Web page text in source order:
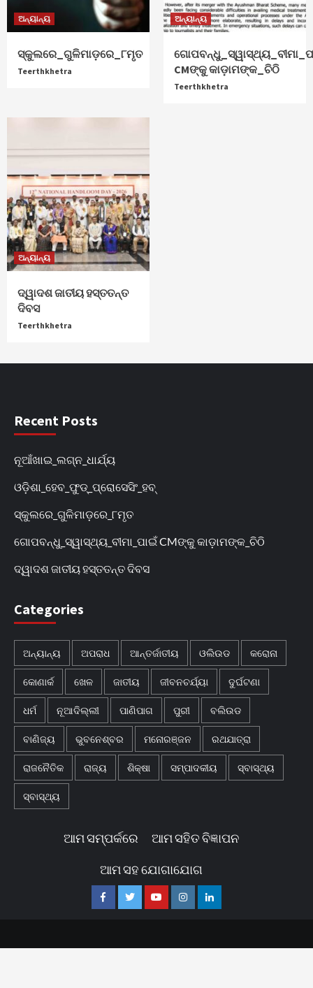
ଅନ୍ୟାନ୍ୟ
ସ୍କୁଲରେ_ଗୁଳିମାଡ଼ରେ_୮ମୃତ
Teerthkhetra
ଅନ୍ୟାନ୍ୟ
CMଙ୍କୁ କାଡ଼ାମଙ୍କ_ଚିଠି
Teerthkhetra
ଅନ୍ୟାନ୍ୟ
ଦ୍ୱାଦଶ ଜାତୀୟ ହସ୍ତତନ୍ତ
ଦିବସ
Teerthkhetra
Recent Posts
ନୂଆଁଖାଇ_ଲଗ୍ନ_ଧାର୍ଯ୍ୟ
ଓଡ଼ିଶା_ହେବ_ଫୁଡ୍‌_ପ୍ରୋସେସିଂ_ହବ୍‌
ସ୍କୁଲରେ_ଗୁଳିମାଡ଼ରେ_୮ମୃତ
ଗୋପବନ୍ଧୁ_ସ୍ୱାସ୍ଥ୍ୟ_ବୀମା_ପାଇଁ CMଙ୍କୁ କାଡ଼ାମଙ୍କ_ଚିଠି
ଦ୍ୱାଦଶ ଜାତୀୟ ହସ୍ତତନ୍ତ ଦିବସ
Categories
ଅନ୍ୟାନ୍ୟ ଅପରାଧ ଆନ୍ତର୍ଜାତୀୟ ଓଲିଉଡ କରୋନା
କୋଣାର୍କ ଖେଳ ଜାତୀୟ ଜୀବନଚର୍ଯ୍ୟା ଦୁର୍ଘଟଣା
ଧର୍ମ ନୂଆଦିଲ୍ଲୀ ପାଣିପାଗ ପୁରୀ ବଲିଉଡ
ବାଣିଜ୍ୟ ଭୁବନେଶ୍ବର ମନୋରଞ୍ଜନ ରଥଯାତ୍ରା
ରାଜନୈତିକ ରାଜ୍ୟ ଶିକ୍ଷା ସମ୍ପାଦକୀୟ ସ୍ବାସ୍ଥ୍ୟ
ସ୍ବାସ୍ଥ୍ୟ
ଆମ ସମ୍ପର୍କରେ ଆମ ସହିତ ବିଜ୍ଞାପନ
ଆମ ସହ ଯୋଗାଯୋଗ
FacebookTwitterYoutubeInstagramLinkedin